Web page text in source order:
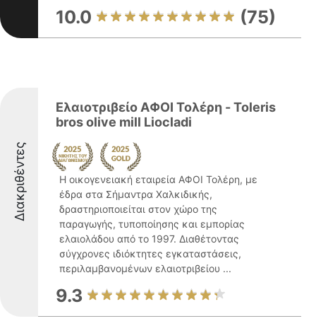
10.0 (75)
Διακριθέντες
Ελαιοτριβείο ΑΦΟΙ Τολέρη - Toleris
bros olive mill Liocladi
Η οικογενειακή εταιρεία ΑΦΟΙ Τολέρη, με
έδρα στα Σήμαντρα Χαλκιδικής,
δραστηριοποιείται στον χώρο της
παραγωγής, τυποποίησης και εμπορίας
ελαιολάδου από το 1997. Διαθέτοντας
σύγχρονες ιδιόκτητες εγκαταστάσεις,
περιλαμβανομένων ελαιοτριβείου ...
9.3